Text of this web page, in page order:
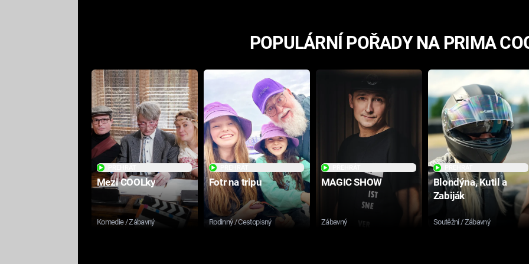
POPULÁRNÍ POŘADY NA PRIMA
Mezi COOLky
Komedie / Zábavný
Fotr na tripu
Rodinný / Cestopisný
MAGIC SHOW
Zábavný
Blondýna, Kutil a
Zabiják
Soutěžní / Zábavný